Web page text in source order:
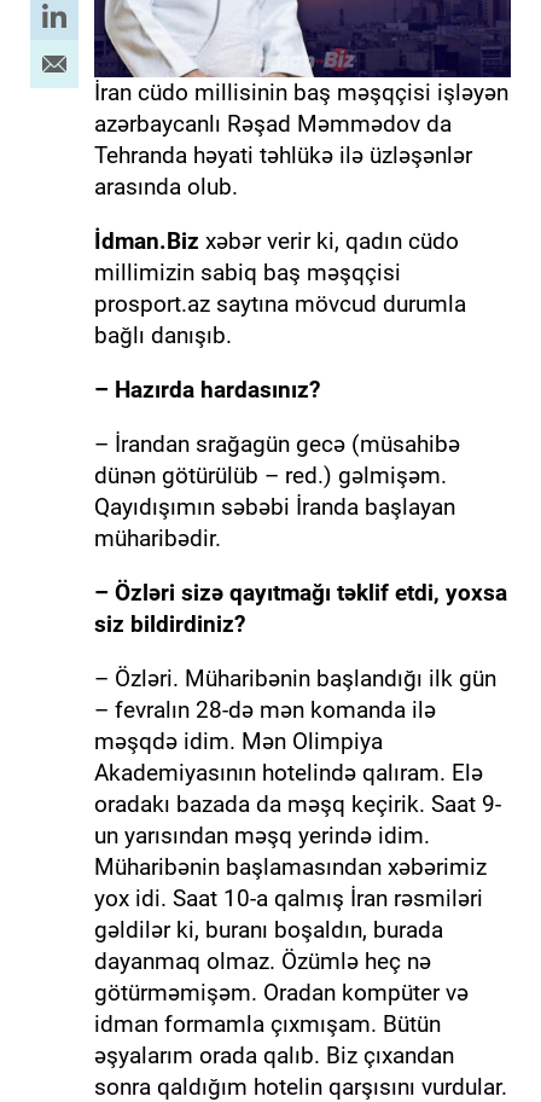
İran cüdo millisinin baş məşqçisi işləyən
azərbaycanlı Rəşad Məmmədov da
Tehranda həyati təhlükə ilə üzləşənlər
arasında olub.
İdman.Biz xəbər verir ki, qadın cüdo
millimizin sabiq baş məşqçisi
prosport.az saytına mövcud durumla
bağlı danışıb.
– Hazırda hardasınız?
– İrandan srağagün gecə (müsahibə
dünən götürülüb – red.) gəlmişəm.
Qayıdışımın səbəbi İranda başlayan
müharibədir.
– Özləri sizə qayıtmağı təklif etdi, yoxsa
siz bildirdiniz?
– Özləri. Müharibənin başlandığı ilk gün
– fevralın 28-də mən komanda ilə
məşqdə idim. Mən Olimpiya
Akademiyasının hotelində qalıram. Elə
oradakı bazada da məşq keçirik. Saat 9-
un yarısından məşq yerində idim.
Müharibənin başlamasından xəbərimiz
yox idi. Saat 10-a qalmış İran rəsmiləri
gəldilər ki, buranı boşaldın, burada
dayanmaq olmaz. Özümlə heç nə
götürməmişəm. Oradan kompüter və
idman formamla çıxmışam. Bütün
əşyalarım orada qalıb. Biz çıxandan
sonra qaldığım hotelin qarşısını vurdular.